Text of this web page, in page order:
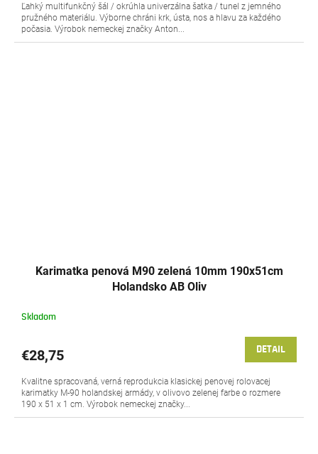
Ľahký multifunkčný šál / okrúhla univerzálna šatka / tunel z jemného
pružného materiálu. Výborne chráni krk, ústa, nos a hlavu za každého
počasia. Výrobok nemeckej značky Anton...
Karimatka penová M90 zelená 10mm 190x51cm
Holandsko AB Oliv
Skladom
€28,75 DETAIL
Kvalitne spracovaná, verná reprodukcia klasickej penovej rolovacej
karimatky M-90 holandskej armády, v olivovo zelenej farbe o rozmere
190 x 51 x 1 cm. Výrobok nemeckej značky...